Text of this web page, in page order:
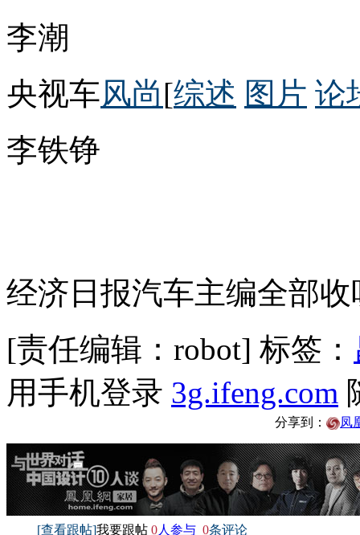
李潮
央视车风尚[综述 图片 论
李铁铮
经济日报汽车主编全部收
[责任编辑：robot] 标签：
用手机登录 3g.ifeng.com
分享到： 凤
[查看跟帖]我要跟帖 0人参与 0条评论